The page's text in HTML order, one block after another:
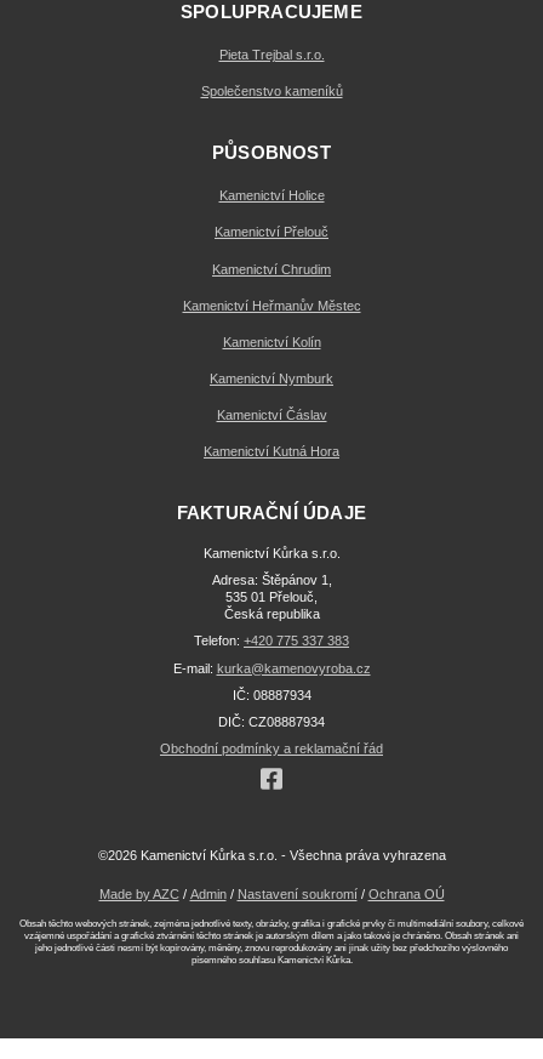
SPOLUPRACUJEME
Pieta Trejbal s.r.o.
Společenstvo kameníků
PŮSOBNOST
Kamenictví Holice
Kamenictví Přelouč
Kamenictví Chrudim
Kamenictví Heřmanův Městec
Kamenictví Kolín
Kamenictví Nymburk
Kamenictví Čáslav
Kamenictví Kutná Hora
FAKTURAČNÍ ÚDAJE
Kamenictví Kůrka s.r.o.
Adresa: Štěpánov 1,
535 01 Přelouč,
Česká republika
Telefon: +420 775 337 383
E-mail: kurka@kamenovyroba.cz
IČ: 08887934
DIČ: CZ08887934
Obchodní podmínky a reklamační řád
©2026 Kamenictví Kůrka s.r.o. - Všechna práva vyhrazena
Made by AZC/ Admin/ Nastavení soukromí/ Ochrana OÚ
Obsah těchto webových stránek, zejména jednotlivé texty, obrázky, grafika i grafické prvky či multimediální soubory, celkové
vzájemné uspořádání a grafické ztvárnění těchto stránek je autorským dílem a jako takové je chráněno. Obsah stránek ani
jeho jednotlivé části nesmí být kopírovány, měněny, znovu reprodukovány ani jinak užity bez předchozího výslovného
písemného souhlasu Kamenictví Kůrka.